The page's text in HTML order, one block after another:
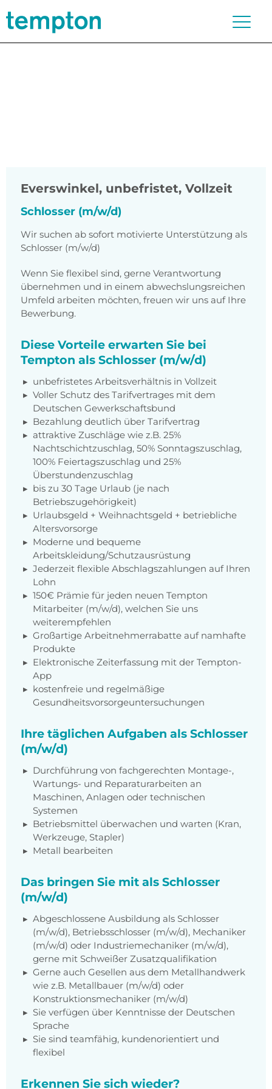
Everswinkel, unbefristet, Vollzeit
Schlosser (m/w/d)
Wir suchen ab sofort motivierte Unterstützung als
Schlosser (m/w/d)
Wenn Sie flexibel sind, gerne Verantwortung
übernehmen und in einem abwechslungsreichen
Umfeld arbeiten möchten, freuen wir uns auf Ihre
Bewerbung.
Diese Vorteile erwarten Sie bei
Tempton als Schlosser (m/w/d)
unbefristetes Arbeitsverhältnis in Vollzeit
Voller Schutz des Tarifvertrages mit dem
Deutschen Gewerkschaftsbund
Bezahlung deutlich über Tarifvertrag
attraktive Zuschläge wie z.B. 25%
Nachtschichtzuschlag, 50% Sonntagszuschlag,
100% Feiertagszuschlag und 25%
Überstundenzuschlag
bis zu 30 Tage Urlaub (je nach
Betriebszugehörigkeit)
Urlaubsgeld + Weihnachtsgeld + betriebliche
Altersvorsorge
Moderne und bequeme
Arbeitskleidung/Schutzausrüstung
Jederzeit flexible Abschlagszahlungen auf Ihren
Lohn
150€ Prämie für jeden neuen Tempton
Mitarbeiter (m/w/d), welchen Sie uns
weiterempfehlen
Großartige Arbeitnehmerrabatte auf namhafte
Produkte
Elektronische Zeiterfassung mit der Tempton-
App
kostenfreie und regelmäßige
Gesundheitsvorsorgeuntersuchungen
Ihre täglichen Aufgaben als Schlosser
(m/w/d)
Durchführung von fachgerechten Montage-,
Wartungs- und Reparaturarbeiten an
Maschinen, Anlagen oder technischen
Systemen
Betriebsmittel überwachen und warten (Kran,
Werkzeuge, Stapler)
Metall bearbeiten
Das bringen Sie mit als Schlosser
(m/w/d)
Abgeschlossene Ausbildung als Schlosser
(m/w/d), Betriebsschlosser (m/w/d), Mechaniker
(m/w/d) oder Industriemechaniker (m/w/d),
gerne mit Schweißer Zusatzqualifikation
Gerne auch Gesellen aus dem Metallhandwerk
wie z.B. Metallbauer (m/w/d) oder
Konstruktionsmechaniker (m/w/d)
Sie verfügen über Kenntnisse der Deutschen
Sprache
Sie sind teamfähig, kundenorientiert und
flexibel
Erkennen Sie sich wieder?